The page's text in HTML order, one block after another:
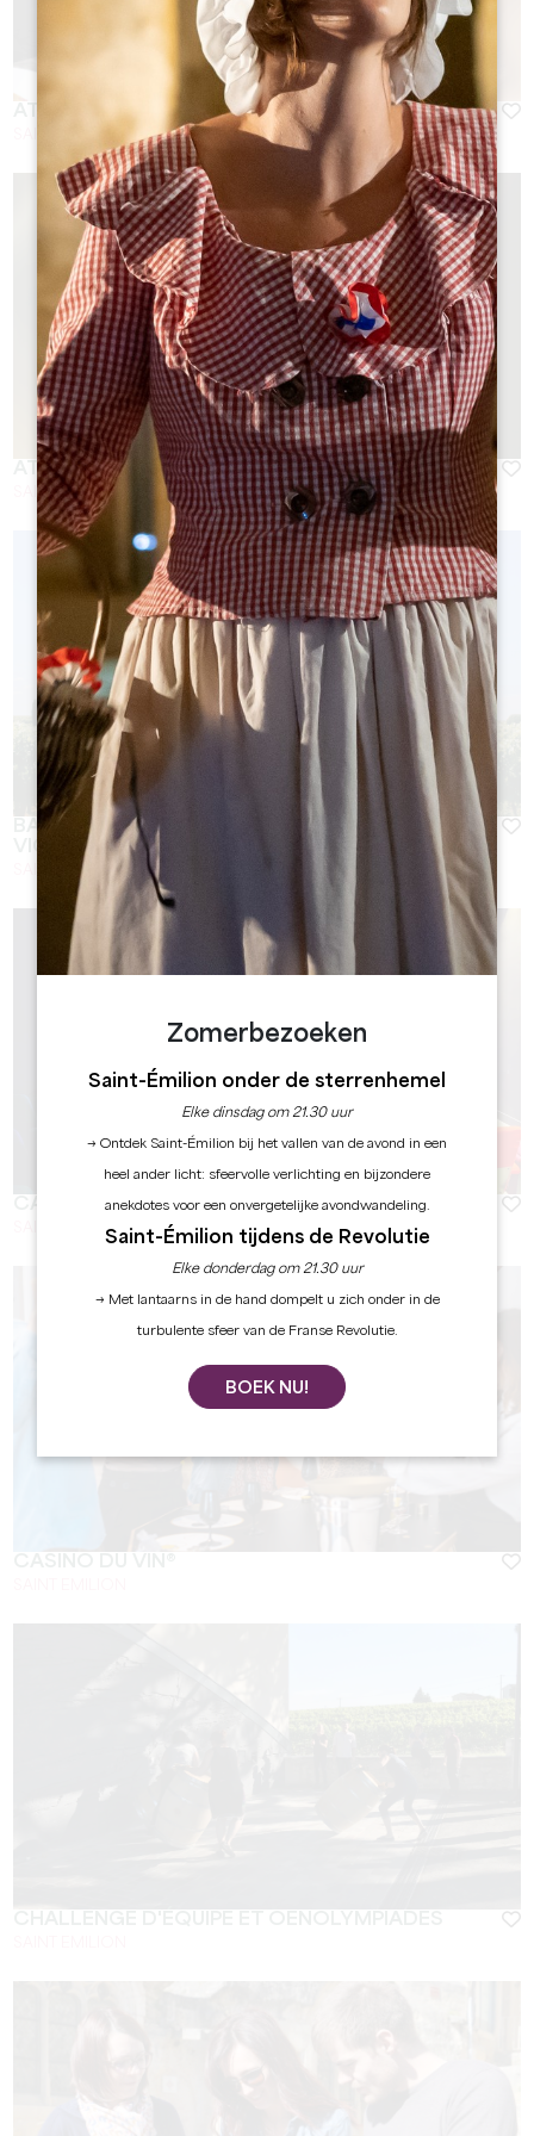
ATELIER ASSEMBLAGE
ATELIER RSE ET BIEN-ÊTRE
SAINT-EMILION
BALADE À VÉLO ET PIQUE-NIQUE DANS LES
VIGNES
SAINT-EMILION
CAFÉ THÉÂTRE
SAINT-EMILION
Zomerbezoeken
Saint-Émilion onder de sterrenhemel
Elke dinsdag om 21.30 uur
→ Ontdek Saint-Émilion bij het vallen van de avond in een
heel ander licht: sfeervolle verlichting en bijzondere
anekdotes voor een onvergetelijke avondwandeling.
Saint-Émilion tijdens de Revolutie
Elke donderdag om 21.30 uur
→ Met lantaarns in de hand dompelt u zich onder in de
turbulente sfeer van de Franse Revolutie.
BOEK NU!